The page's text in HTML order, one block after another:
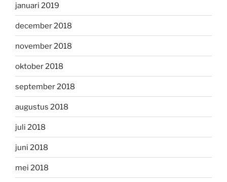
januari 2019
december 2018
november 2018
oktober 2018
september 2018
augustus 2018
juli 2018
juni 2018
mei 2018